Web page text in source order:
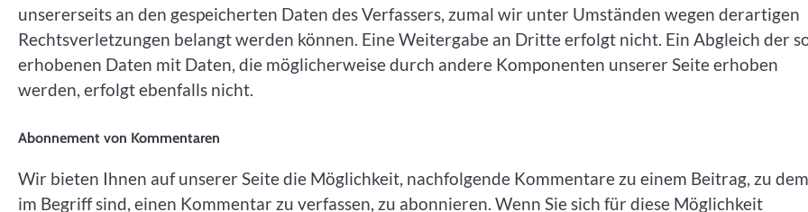
unsererseits an den gespeicherten Daten des Verfassers, zumal wir unter Umständen wegen derartigen
Rechtsverletzungen belangt werden können. Eine Weitergabe an Dritte erfolgt nicht. Ein Abgleich der
erhobenen Daten mit Daten, die möglicherweise durch andere Komponenten unserer Seite erhoben
werden, erfolgt ebenfalls nicht.
Abonnement von Kommentaren
Wir bieten Ihnen auf unserer Seite die Möglichkeit, nachfolgende Kommentare zu einem Beitrag, zu
im Begriff sind, einen Kommentar zu verfassen, zu abonnieren. Wenn Sie sich für diese Möglichkeit